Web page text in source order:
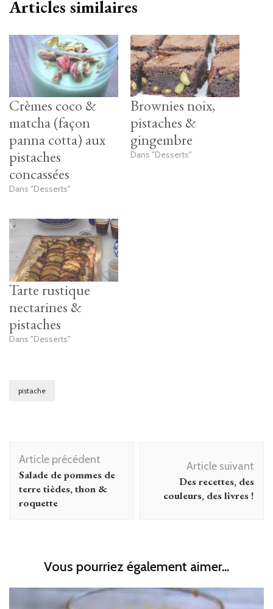
Articles similaires
Crèmes coco &
matcha (façon
panna cotta) aux
pistaches
concassées
Dans "Desserts"
Brownies noix,
pistaches &
gingembre
Dans "Desserts"
Tarte rustique
nectarines &
pistaches
Dans "Desserts"
pistache
Navigation
d'article
Article précédent
Salade de pommes de
terre tièdes, thon &
roquette
Article suivant
Des recettes, des
couleurs, des livres !
Vous pourriez également aimer...